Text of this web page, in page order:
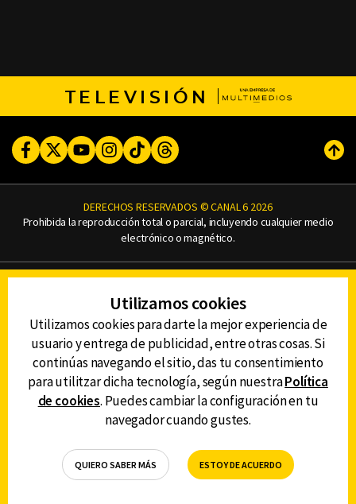
TELEVISIÓN
FacebookTwitterYoutubeInstagram
TikTokThreads
DERECHOS RESERVADOS © CANAL 6 2026
Prohibida la reproducción total o parcial, incluyendo cualquier medio
electrónico o magnético.
AVISO DE PRIVACIDAD
AVISO LEGAL
DEFENSORÍA DE LAS AUDIENCIAS
DESCARGA LA APP DE CANAL 6
Utilizamos cookies
Utilizamos cookies para darte la mejor experiencia de
usuario y entrega de publicidad, entre otras cosas. Si
continúas navegando el sitio, das tu consentimiento
para utilitzar dicha tecnología, según nuestraPolítica
de cookies. Puedes cambiar la configuración en tu
navegador cuando gustes.
QUIERO SABER MÁS ESTOY DE ACUERDO